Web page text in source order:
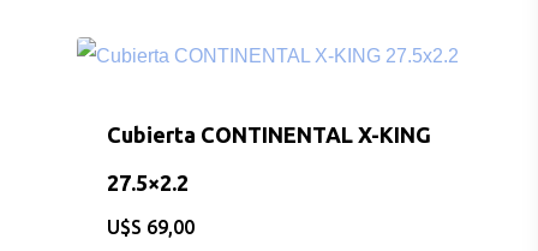
Cubierta CONTINENTAL X-KING
27.5×2.2
$ 69,00